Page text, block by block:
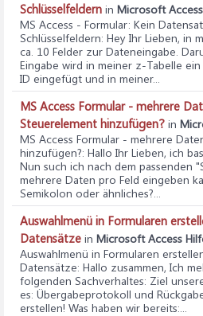
Schlüsselfeldern in Microsoft
MS Access - Formular: Kein
Schlüsselfeldern: Hey Ihr Lieben, in
ca. 10 Felder zur Dateneingabe.
Eingabe wird in meiner z-Tabelle
ID eingefügt und in meiner...
MS Access Formular - mehrere
Steuerelement hinzufügen? in
MS Access Formular - mehrere
hinzufügen?: Hallo Ihr Lieben, ich
Nun such ich nach dem passenden
mehrere Daten pro Feld eingeben
Semikolon oder ähnliches?...
Auswahlmenü in Formularen
Datensätze in Microsoft Access
Auswahlmenü in Formularen
Datensätze: Hallo zusammen, Ich
folgenden Sachverhaltes: Ziel
es: Übergabeprotokoll und
erstellen! Was haben wir bereits:...